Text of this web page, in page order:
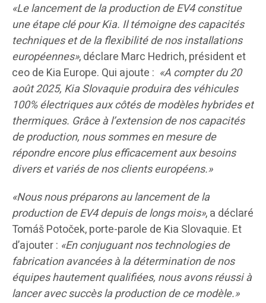
«Le lancement de la production de EV4 constitue
une étape clé pour Kia. Il témoigne des capacités
techniques et de la flexibilité de nos installations
européennes», déclare Marc Hedrich, président et
ceo de Kia Europe. Qui ajoute : «A compter du 20
août 2025, Kia Slovaquie produira des véhicules
100% électriques aux côtés de modèles hybrides et
thermiques. Grâce à l’extension de nos capacités
de production, nous sommes en mesure de
répondre encore plus efficacement aux besoins
divers et variés de nos clients européens.»
«Nous nous préparons au lancement de la
production de EV4 depuis de longs mois», a déclaré
Tomáš Potoček, porte-parole de Kia Slovaquie. Et
d’ajouter : «En conjuguant nos technologies de
fabrication avancées à la détermination de nos
équipes hautement qualifiées, nous avons réussi à
lancer avec succès la production de ce modèle.»